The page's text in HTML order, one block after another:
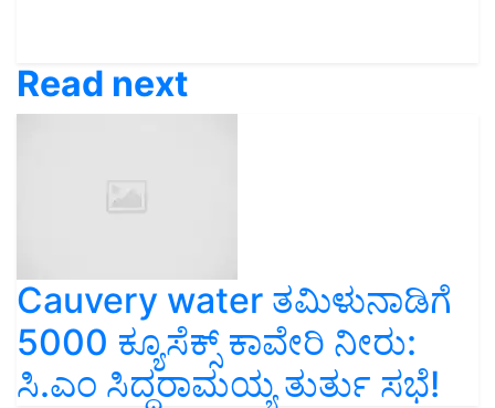
Read next
Cauvery water ತಮಿಳುನಾಡಿಗೆ
5000 ಕ್ಯೂಸೆಕ್ಸ್ ಕಾವೇರಿ ನೀರು:
ಸಿ.ಎಂ ಸಿದ್ದರಾಮಯ್ಯ ತುರ್ತು ಸಭೆ!